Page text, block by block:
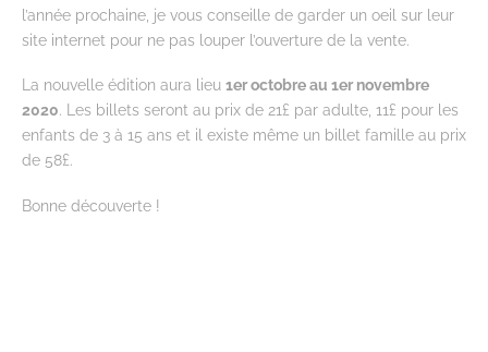
l’année prochaine, je vous conseille de garder un oeil sur leur
site internet pour ne pas louper l’ouverture de la vente.
La nouvelle édition aura lieu 1er octobre au 1er novembre
2020. Les billets seront au prix de 21£ par adulte, 11£ pour les
enfants de 3 à 15 ans et il existe même un billet famille au prix
de 58£.
Bonne découverte !